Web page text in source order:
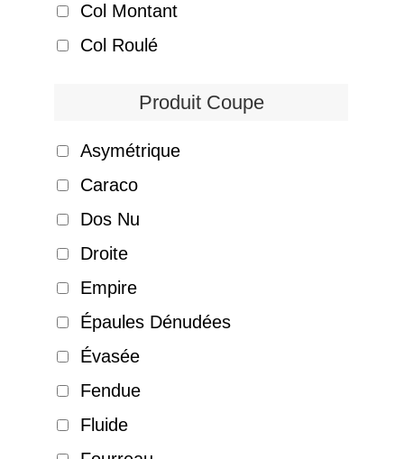
Col Montant
Col Roulé
Produit Coupe
Asymétrique
Caraco
Dos Nu
Droite
Empire
Épaules Dénudées
Évasée
Fendue
Fluide